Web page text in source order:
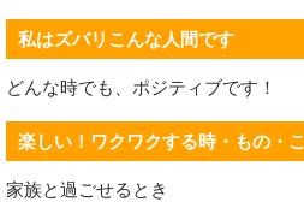
私はズバリこんな人間です
どんな時でも、ポジティブです！
楽しい！ワクワクする時・もの・
家族と過ごせるとき